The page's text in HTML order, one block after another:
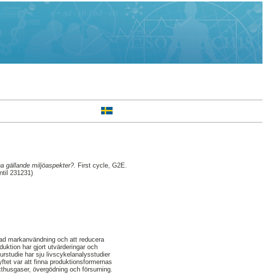
gällande miljöaspekter?. First cycle, G2E.
231231)
markanvändning och att reducera
har gjort utvärderingar och
har sju livscykelanalysstudier
var att finna produktionsformernas
övergödning och försurning.